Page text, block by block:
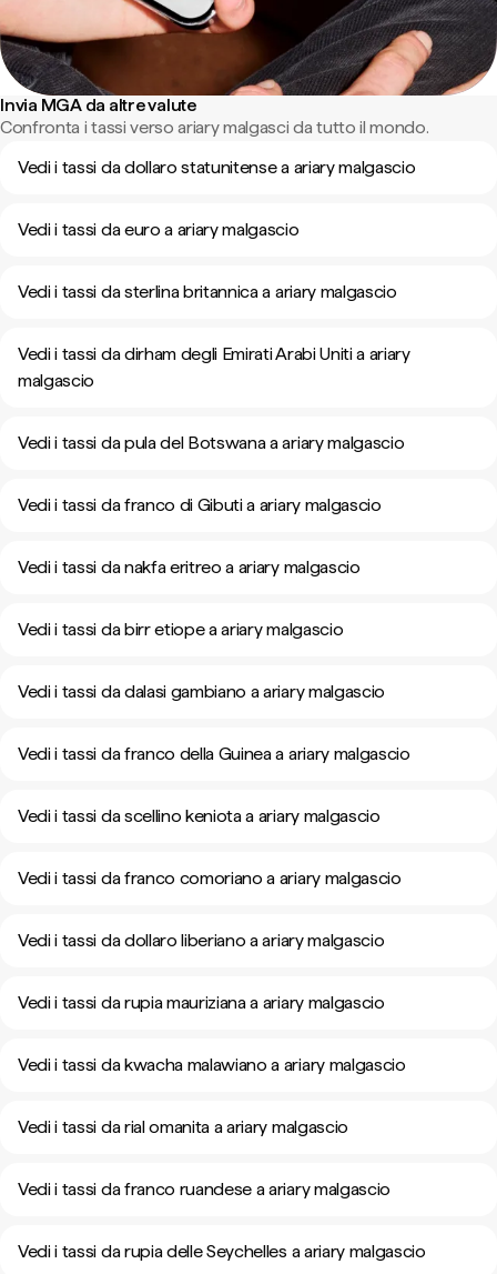
Invia MGA da altre valute
Confronta i tassi verso ariary malgasci da tutto il mondo.
Vedi i tassi da dollaro statunitense a ariary malgascio
Vedi i tassi da euro a ariary malgascio
Vedi i tassi da sterlina britannica a ariary malgascio
Vedi i tassi da dirham degli Emirati Arabi Uniti a ariary
malgascio
Vedi i tassi da pula del Botswana a ariary malgascio
Vedi i tassi da franco di Gibuti a ariary malgascio
Vedi i tassi da nakfa eritreo a ariary malgascio
Vedi i tassi da birr etiope a ariary malgascio
Vedi i tassi da dalasi gambiano a ariary malgascio
Vedi i tassi da franco della Guinea a ariary malgascio
Vedi i tassi da scellino keniota a ariary malgascio
Vedi i tassi da franco comoriano a ariary malgascio
Vedi i tassi da dollaro liberiano a ariary malgascio
Vedi i tassi da rupia mauriziana a ariary malgascio
Vedi i tassi da kwacha malawiano a ariary malgascio
Vedi i tassi da rial omanita a ariary malgascio
Vedi i tassi da franco ruandese a ariary malgascio
Vedi i tassi da rupia delle Seychelles a ariary malgascio